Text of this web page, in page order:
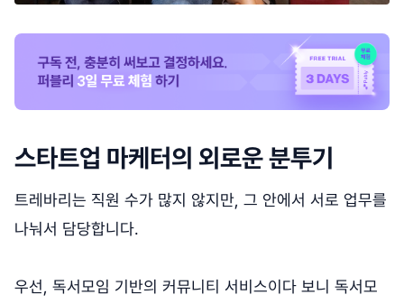
스타트업 마케터의 외로운 분투기
트레바리는 직원 수가 많지 않지만, 그 안에서 서로 업무를
나눠서 담당합니다.
우선, 독서모임 기반의 커뮤니티 서비스이다 보니 독서모